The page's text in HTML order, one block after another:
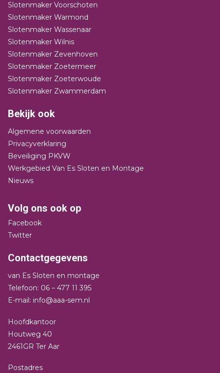
Slotenmaker Voorschoten
Slotenmaker Warmond
Slotenmaker Wassenaar
Slotenmaker Wilnis
Slotenmaker Zevenhoven
Slotenmaker Zoetermeer
Slotenmaker Zoeterwoude
Slotenmaker Zwammerdam
Bekijk ook
Algemene voorwaarden
Privacyverklaring
Beveiliging PKVW
Werkgebied Van Es Sloten en Montage
Nieuws
Volg ons ook op
Facebook
Twitter
Contactgegevens
van Es Sloten en montage
Telefoon: 06 – 477 11 395
E-mail: info@aaa-sem.nl
Hoofdkantoor
Houtweg 40
2461GR Ter Aar
Postadres